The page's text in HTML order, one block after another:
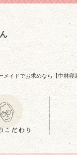
メイドでお求めなら【中林